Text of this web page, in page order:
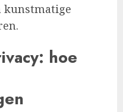
kunstmatige
hoe